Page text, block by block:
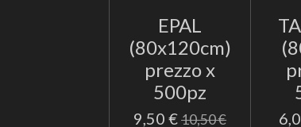
EPAL
(80x120cm)
prezzo x
500pz
9,50 €10,50 €